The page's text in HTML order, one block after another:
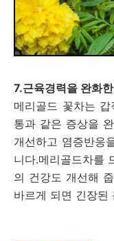
7.근육경력을 완화
메리골드 꽃차는
통과 같은 증상을
개선하고 염증반응
니다.메리골드차를
의 건강도 개선해
바르게 되면 긴장된